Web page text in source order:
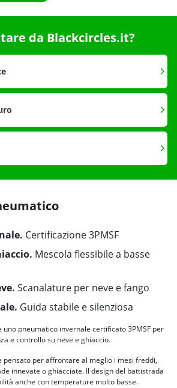
da Blackcircles.it?
Certificazione 3PMSF
Mescola flessibile a basse
Scanalature per neve e fango
Guida stabile e silenziosa
uno pneumatico invernale certificato 3PMSF per
e controllo su neve e ghiaccio.
pensato per affrontare al meglio i mesi freddi,
innevate o ghiacciate. Il design del battistrada
anche con temperature molto basse.